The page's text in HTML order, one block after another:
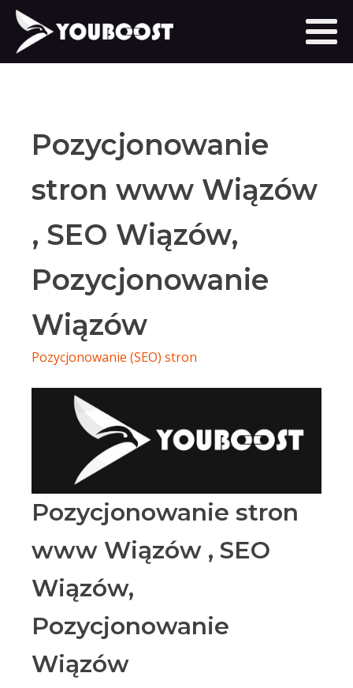
Pozycjonowanie
stron www Wiązów
, SEO Wiązów,
Pozycjonowanie
Wiązów
Pozycjonowanie (SEO) stron
Pozycjonowanie stron
www Wiązów , SEO
Wiązów,
Pozycjonowanie
Wiązów